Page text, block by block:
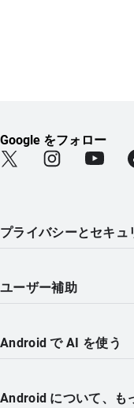
Google をフォロー
Find Android on Twitter
Find Android
Find
プライバシーとセキュ
ユーザー補助
Android で AI を使う
Android について、も